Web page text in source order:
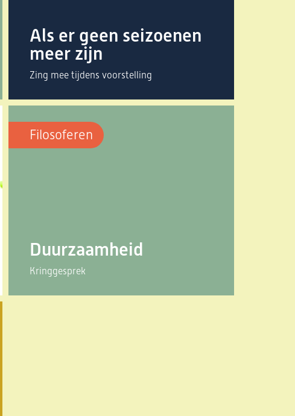
Als er geen seizoenen
meer zijn
Zing mee tijdens voorstelling
Filosoferen
Duurzaamheid
Kringgesprek